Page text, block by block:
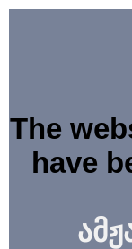
The
have